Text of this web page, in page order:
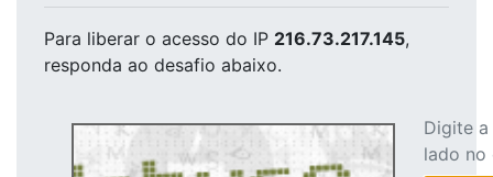
Para liberar o acesso do IP 216.73.217.145,
responda ao desafio abaixo.
Digite
lado no